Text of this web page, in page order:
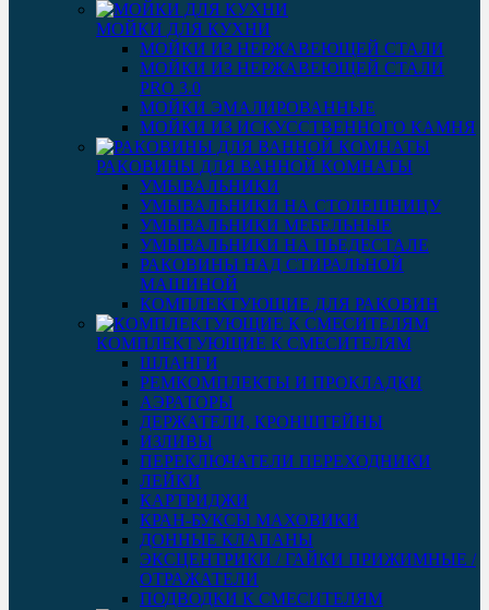
МОЙКИ ДЛЯ КУХНИ
МОЙКИ ИЗ НЕРЖАВЕЮЩЕЙ СТАЛИ
МОЙКИ ИЗ НЕРЖАВЕЮЩЕЙ СТАЛИ
PRO 3.0
МОЙКИ ЭМАЛИРОВАННЫЕ
МОЙКИ ИЗ ИСКУССТВЕННОГО КАМНЯ
РАКОВИНЫ ДЛЯ ВАННОЙ КОМНАТЫ
УМЫВАЛЬНИКИ
УМЫВАЛЬНИКИ НА СТОЛЕШНИЦУ
УМЫВАЛЬНИКИ МЕБЕЛЬНЫЕ
УМЫВАЛЬНИКИ НА ПЬЕДЕСТАЛЕ
РАКОВИНЫ НАД СТИРАЛЬНОЙ
МАШИНОЙ
КОМПЛЕКТУЮЩИЕ ДЛЯ РАКОВИН
КОМПЛЕКТУЮЩИЕ К СМЕСИТЕЛЯМ
ШЛАНГИ
РЕМКОМПЛЕКТЫ И ПРОКЛАДКИ
АЭРАТОРЫ
ДЕРЖАТЕЛИ, КРОНШТЕЙНЫ
ИЗЛИВЫ
ПЕРЕКЛЮЧАТЕЛИ ПЕРЕХОДНИКИ
ЛЕЙКИ
КАРТРИДЖИ
КРАН-БУКСЫ МАХОВИКИ
ДОННЫЕ КЛАПАНЫ
ЭКСЦЕНТРИКИ / ГАЙКИ ПРИЖИМНЫЕ /
ОТРАЖАТЕЛИ
ПОДВОДКИ К СМЕСИТЕЛЯМ